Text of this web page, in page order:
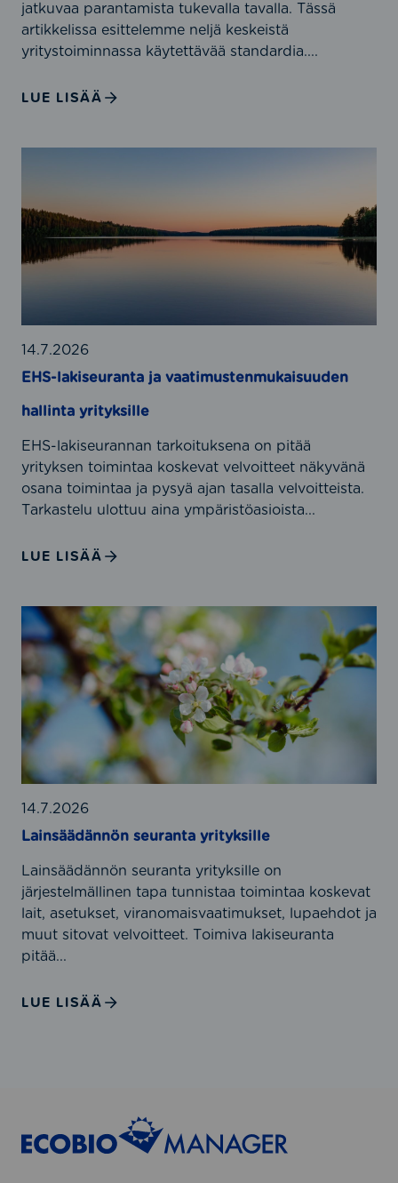
,
I
S
4
0
,
S
0
1
j
I
S
O
9
0
t
a
n
d
a
r
d
i
t
?
jatkuvaa parantamista tukevalla tavalla. Tässä
artikkelissa esittelemme neljä keskeistä
yritystoiminnassa käytettävää standardia....
LUE LISÄÄ
-
a
s
e
u
a
t
a
j
a
a
t
i
m
u
t
e
n
m
k
a
u
e
h
t
a
14.7.2026
EHS-lakiseuranta ja vaatimustenmukaisuuden
hallinta yrityksille
EHS-lakiseurannan tarkoituksena on pitää
yrityksen toimintaa koskevat velvoitteet näkyvänä
osana toimintaa ja pysyä ajan tasalla velvoitteista.
Tarkastelu ulottuu aina ympäristöasioista...
LUE LISÄÄ
L
a
i
n
s
ä
ä
d
ä
n
n
n
s
e
u
r
n
y
14.7.2026
Lainsäädännön seuranta yrityksille
Lainsäädännön seuranta yrityksille on
järjestelmällinen tapa tunnistaa toimintaa koskevat
lait, asetukset, viranomaisvaatimukset, lupaehdot ja
muut sitovat velvoitteet. Toimiva lakiseuranta
pitää...
LUE LISÄÄ